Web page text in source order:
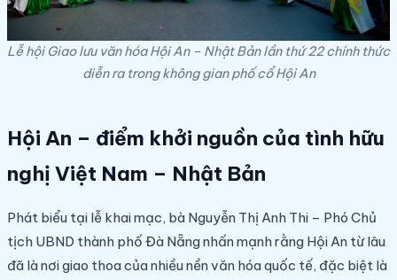
Lễ hội Giao lưu văn hóa Hội An – Nhật Bản lần thứ 22 chính thức
diễn ra trong không gian phố cổ Hội An
Hội An – điểm khởi nguồn của tình hữu
nghị Việt Nam – Nhật Bản
Phát biểu tại lễ khai mạc, bà Nguyễn Thị Anh Thi – Phó Chủ
tịch UBND thành phố Đà Nẵng nhấn mạnh rằng Hội An từ lâu
đã là nơi giao thoa của nhiều nền văn hóa quốc tế, đặc biệt là